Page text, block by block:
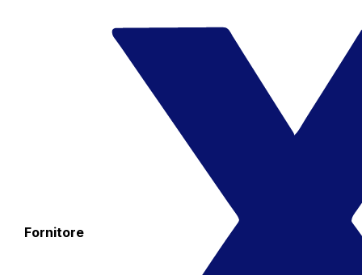
Fornitore